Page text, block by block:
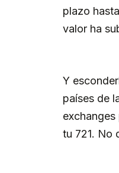
plazo
valor ha
Y
países de
tu 721. No